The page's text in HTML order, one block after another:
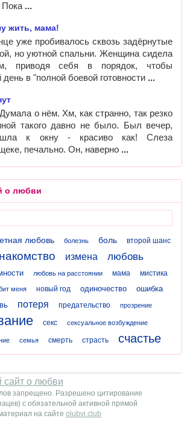
Пока
жить, мама!
уже пробивалось сквозь задёрнутые
но уютной спальни. Женщина сидела
приводя себя в порядок, чтобы
день в "полной боевой готовности
о нём. Хм, как странно, так резко
такого давно не было. Был вечер,
к окну - красиво как! Слеза
печально. Он, наверно
о любви
любовь болезнь боль второй шанс
измена любовь
любовь на расстоянии мама
мистика
меня новый год одиночество
ошибка
потеря предательство прозрение
секс сексуальное возбуждение
семья смерть страсть счастье
сайт о любви
запрещено. Разрешено цитирование
с обязательной активной прямой
на сайте olubvi.club